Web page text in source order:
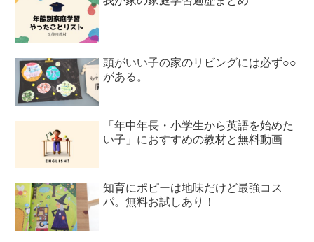
頭がいい子の家のリビングには必ず○○
がある。
「年中年長・小学生から英語を始めた
い子」におすすめの教材と無料動画
知育にポピーは地味だけど最強コス
パ。無料お試しあり！